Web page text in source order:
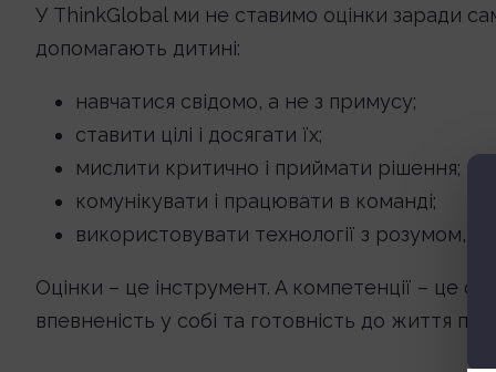
У ThinkGlobal ми не ставимо оцінки заради
допомагають дитині:
навчатися свідомо, а не з примусу;
ставити цілі і досягати їх;
мислити критично і приймати рішення;
комунікувати і працювати в команді;
використовувати технології з розумом, а
Оцінки – це інструмент. А компетенції – це
впевненість у собі та готовність до життя